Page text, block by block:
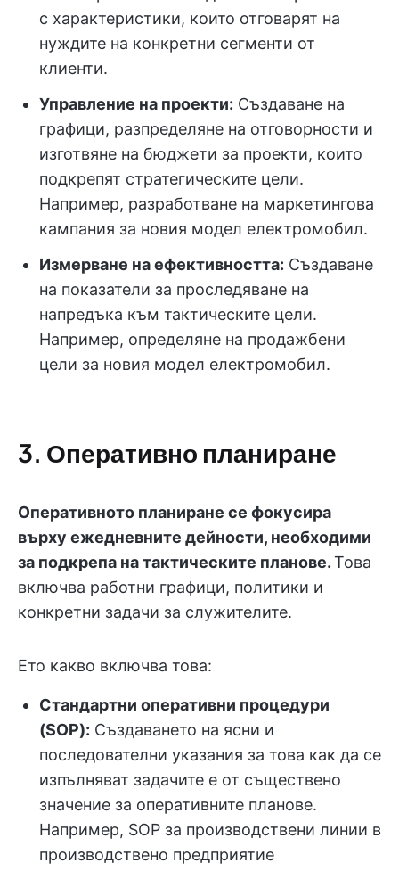
с характеристики, които отговарят на
нуждите на конкретни сегменти от
клиенти.
Управление на проекти: Създаване на
графици, разпределяне на отговорности и
изготвяне на бюджети за проекти, които
подкрепят стратегическите цели.
Например, разработване на маркетингова
кампания за новия модел електромобил.
Измерване на ефективността: Създаване
на показатели за проследяване на
напредъка към тактическите цели.
Например, определяне на продажбени
цели за новия модел електромобил.
3. Оперативно планиране
Оперативното планиране се фокусира
върху ежедневните дейности, необходими
за подкрепа на тактическите планове.Това
включва работни графици, политики и
конкретни задачи за служителите.
Ето какво включва това:
Стандартни оперативни процедури
(SOP): Създаването на ясни и
последователни указания за това как да се
изпълняват задачите е от съществено
значение за оперативните планове.
Например, SOP за производствени линии в
производствено предприятие